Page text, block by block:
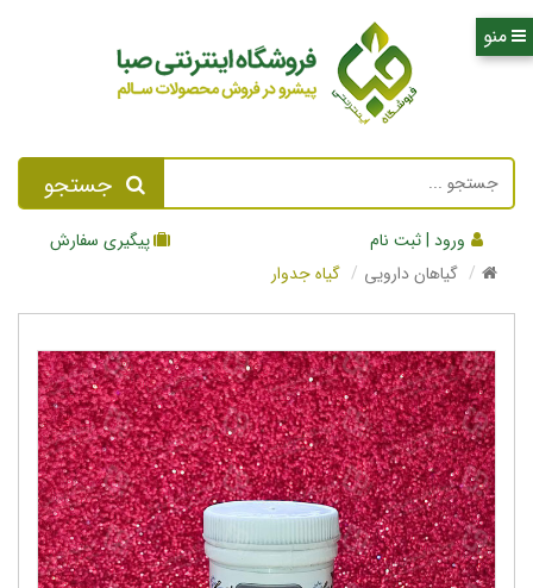
جستجو
ورود | ثبت نام
پیگیری سفارش
گیاهان دارویی
گیاه جدوار